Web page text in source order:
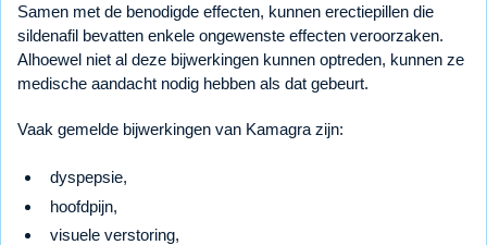
Samen met de benodigde effecten, kunnen erectiepillen die
sildenafil bevatten enkele ongewenste effecten veroorzaken.
Alhoewel niet al deze bijwerkingen kunnen optreden, kunnen ze
medische aandacht nodig hebben als dat gebeurt.
Vaak gemelde bijwerkingen van Kamagra zijn:
dyspepsie,
hoofdpijn,
visuele verstoring,